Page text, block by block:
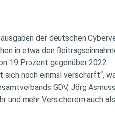
der deutschen
in etwa den
19 Prozent gegenüber 2022.
sich noch einmal verschärft“,
GDV, Jörg
und mehr Versicherern auch